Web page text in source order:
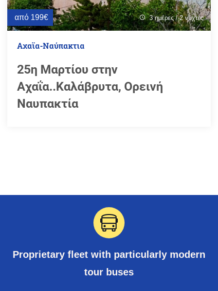
από 199€ schedule 3 ημέρες / 2 νύχτες
Αχαϊα-Ναύπακτια
25η Μαρτίου στην
Αχαΐα..Καλάβρυτα, Ορεινή
Ναυπακτία
Proprietary fleet with particularly modern
tour buses